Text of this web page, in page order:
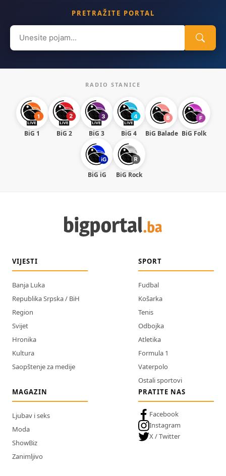
PRETRAŽITE PORTAL
Search
for:
RADIO STANICE
BiG 1 BiG 2 BiG 3 BiG 4 BiG Balade BiG Folk
BiG iG BiG Rock
VIJESTI
Banja Luka
Republika Srpska / BiH
Region
Svijet
Hronika
Kultura
Saopštenje za medije
SPORT
Fudbal
Košarka
Tenis
Odbojka
Atletika
Formula 1
Vaterpolo
Ostali sportovi
MAGAZIN
Ljubav i seks
Moda
ShowBiz
Zanimljivo
PRATITE NAS
Facebook
Instagram
X / Twitter